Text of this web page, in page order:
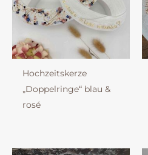
Hochzeitskerze
„Doppelringe“ blau &
rosé